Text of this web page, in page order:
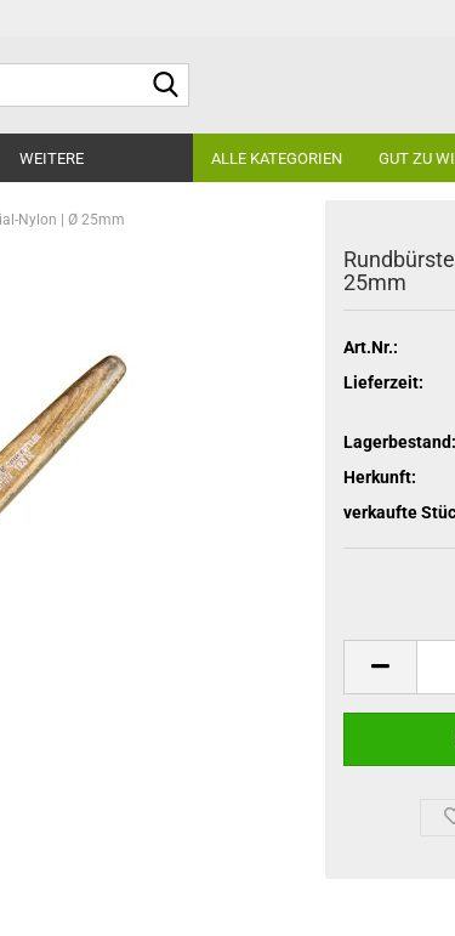
ALLE KATEGORIEN GUT ZU
WEITERE
Nylon | Ø 25mm
25mm
Art.Nr.:
Lieferzeit:
Lagerbestand:
Herkunft:
verkaufte